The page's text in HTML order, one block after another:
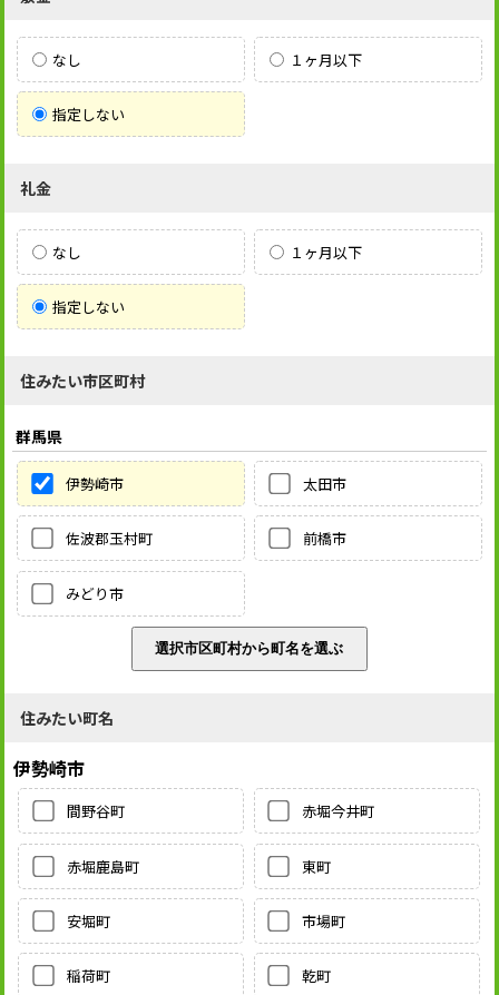
なし １ヶ月以下
指定しない
礼金
なし １ヶ月以下
指定しない
住みたい市区町村
群馬県
伊勢崎市 太田市
佐波郡玉村町 前橋市
みどり市
住みたい町名
伊勢崎市
間野谷町 赤堀今井町
赤堀鹿島町 東町
安堀町 市場町
稲荷町 乾町